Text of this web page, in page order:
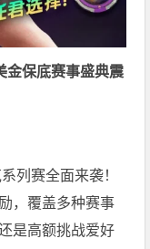
金保底赛事盛典震
列赛全面来袭！
，覆盖多种赛事
是高额挑战爱好